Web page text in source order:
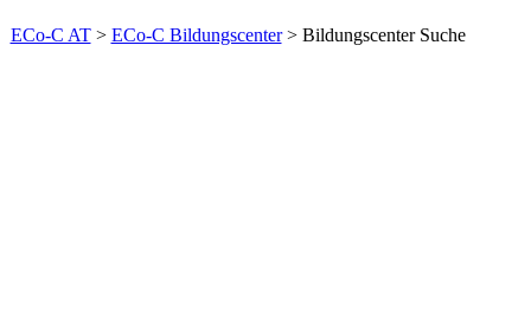
ECo-C AT> ECo-C Bildungscenter> Bildungscenter Suche